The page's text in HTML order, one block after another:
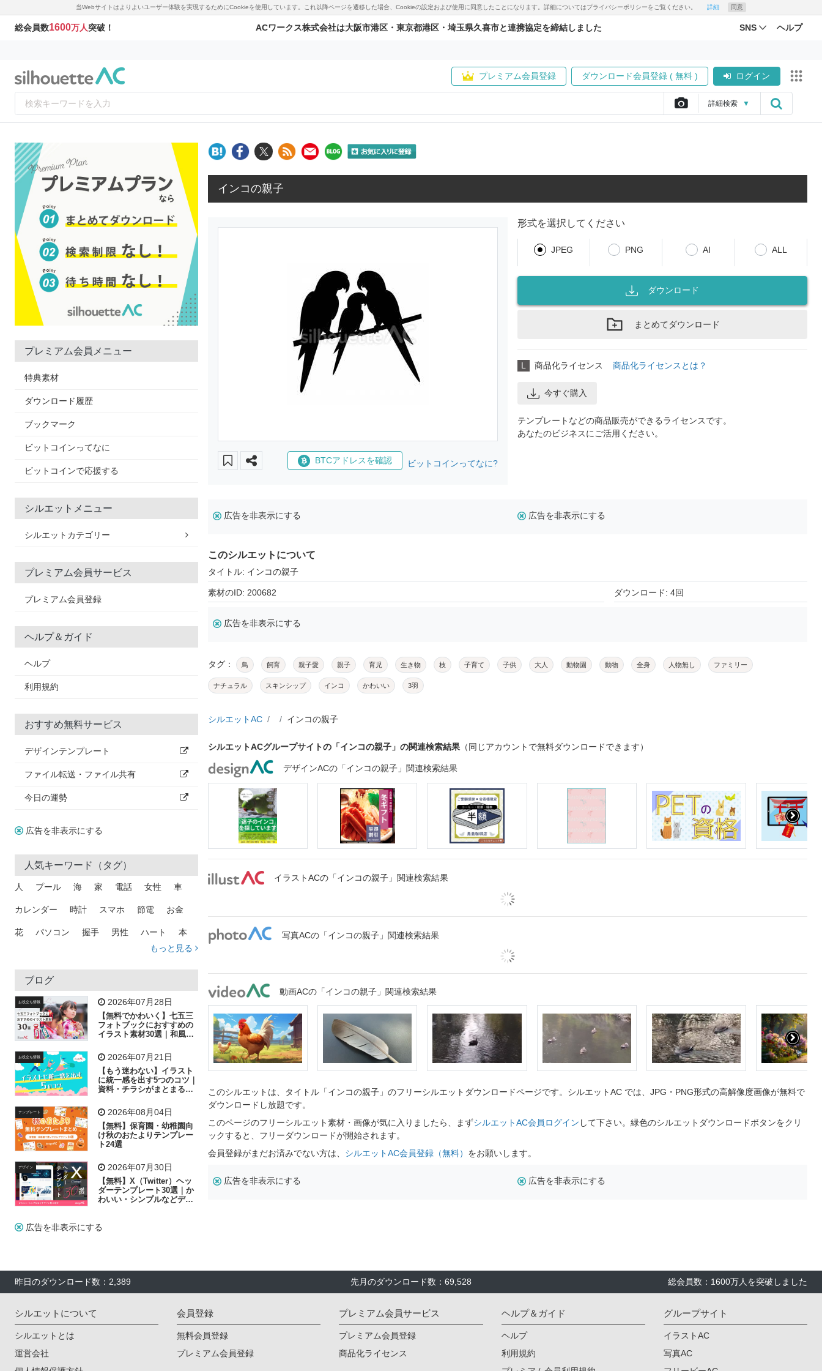
当Webサイトはよりよいユーザー体験を実現するためにCookieを使用しています。これ以降ページを遷移した場合、Cookieの設定および使用に同意したことになります。詳細についてはプライバシーポリシーをご覧ください。 詳細 同意
総会員数1600万人突破！ ACワークス株式会社は大阪市港区・東京都港区・埼玉県久喜市と連携協定を締結しました SNS ヘルプ
プレミアム会員登録 ダウンロード会員登録 ( 無料 ) ログイン
詳細検索 ▼
プレミアム会員メニュー
特典素材
ダウンロード履歴
ブックマーク
ビットコインってなに
ビットコインで応援する
シルエットメニュー
シルエットカテゴリー
プレミアム会員サービス
プレミアム会員登録
ヘルプ＆ガイド
ヘルプ
利用規約
おすすめ無料サービス
デザインテンプレート
ファイル転送・ファイル共有
今日の運勢
広告を非表示にする
人気キーワード（タグ）
人 プール 海 家 電話 女性 車
カレンダー 時計 スマホ 節電 お金
花 パソコン 握手 男性 ハート 本
トラック 木
吹き出し
飛行機 グラフ ビル 魚 家族 書類
歩く 工場 会社 太陽 キラキラ
子供 作業員 相談 ピクトグラム
もっと見る
ブログ
お役立ち情報 2026年07月28日
【無料でかわいく】七五三
フォトブックにおすすめの
イラスト素材30選｜和風の
お役立ち情報 2026年07月21日
【もう迷わない】イラスト
に統一感を出す5つのコツ｜
資料・チラシがまとまるフ
テンプレート 2026年08月04日
【無料】保育園・幼稚園向
け秋のおたよりテンプレー
ト24選
デザイン 2026年07月30日
【無料】X（Twitter）ヘッ
ダーテンプレート30選｜か
わいい・シンプルなどデザ
広告を非表示にする
インコの親子
BTCアドレスを確認 ビットコインってなに?
形式を選択してください
JPEG PNG AI ALL
ダウンロード
まとめてダウンロード
L 商品化ライセンス 商品化ライセンスとは？
今すぐ購入
テンプレートなどの商品販売ができるライセンスです。
あなたのビジネスにご活用ください。
広告を非表示にする 広告を非表示にする
このシルエットについて
タイトル: インコの親子
素材のID: 200682 ダウンロード: 4回
広告を非表示にする
タグ： 鳥 飼育 親子愛 親子 育児 生き物 枝 子育て 子供 大人 動物園 動物 全身 人物無し ファミリー
ナチュラル スキンシップ インコ かわいい 3羽
シルエットAC インコの親子
シルエットACグループサイトの「インコの親子」の関連検索結果 （同じアカウントで無料ダウンロードできます）
デザインACの「インコの親子」関連検索結果
イラストACの「インコの親子」関連検索結果
写真ACの「インコの親子」関連検索結果
動画ACの「インコの親子」関連検索結果
このシルエットは、タイトル「インコの親子」のフリーシルエットダウンロードページです。シルエットAC では、JPG・PNG形式の高解像度画像が無料で
ダウンロードし放題です。
このページのフリーシルエット素材・画像が気に入りましたら、まずシルエットAC会員ログイン して下さい。緑色のシルエットダウンロードボタンをクリ
ックすると、フリーダウンロードが開始されます。
会員登録がまだお済みでない方は、 シルエットAC会員登録（無料） をお願いします。
広告を非表示にする 広告を非表示にする
昨日のダウンロード数：2,389 先月のダウンロード数：69,528 総会員数：1600万人を突破しました
シルエットについて
シルエットとは
運営会社
会員登録
無料会員登録
プレミアム会員登録
プレミアム会員サービス
プレミアム会員登録
商品化ライセンス
ヘルプ＆ガイド
ヘルプ
利用規約
グループサイト
イラストAC
写真AC